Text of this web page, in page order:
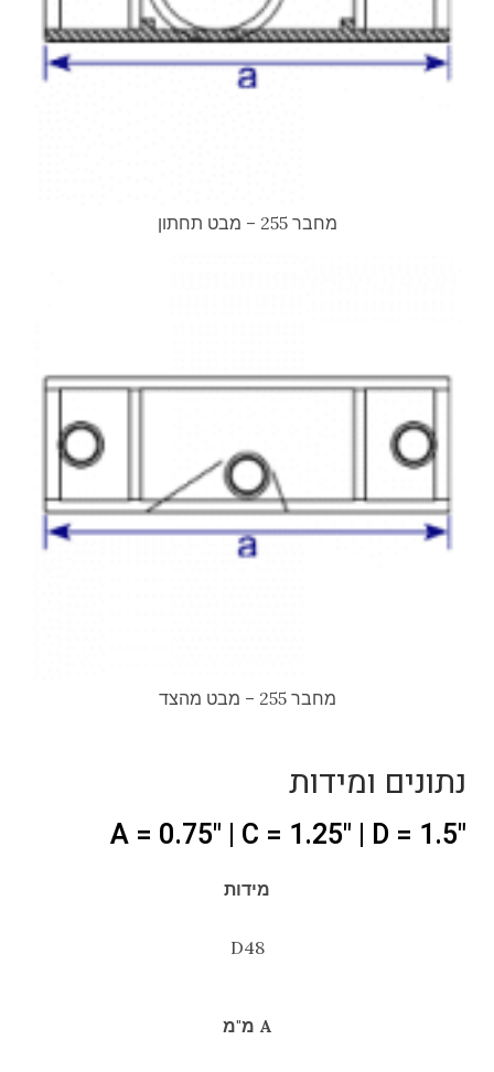
מחבר 255 – מבט תחתון
מחבר 255 – מבט מהצד
נתונים ומידות
"A = 0.75" | C = 1.25" | D = 1.5
מידות
D48
A מ"מ